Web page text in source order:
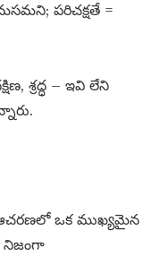
పరిచక్షతే =
శ్రద్ధ – ఇవి లేని
ఒక ముఖ్యమైన
నిజంగా